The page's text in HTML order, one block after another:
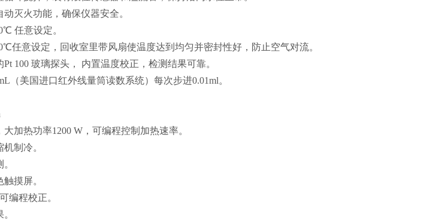
灭火功能，确保仪器安全。
任意设定。
任意设定，回收室里带风扇使温度达到均匀并密封性好，防止空气对流。
100 玻璃探头， 内置温度校正，检测结果可靠。
（美国进口红外线量筒读数系统）每次步进0.01ml。
加热功率1200 W，可编程控制加热速率。
制冷。
摸屏。
编程校正。